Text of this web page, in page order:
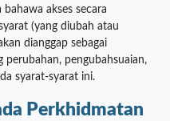
akses secara
(yang diubah atau
dianggap sebagai
perubahan, pengubahsuaian,
syarat-syarat ini.
Perkhidmatan